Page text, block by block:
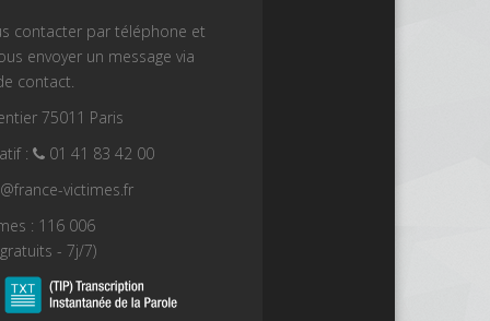
contacter par téléphone et
envoyer un message via
contact.
75011 Paris
:
01 41 83 42 00
victimes.fr
: 116 006
- 7j/7)